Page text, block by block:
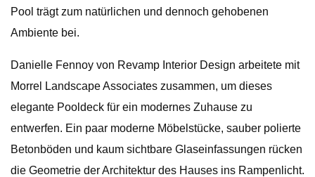
Pool trägt zum natürlichen und dennoch gehobenen
Ambiente bei.
Danielle Fennoy von Revamp Interior Design arbeitete mit
Morrel Landscape Associates zusammen, um dieses
elegante Pooldeck für ein modernes Zuhause zu
entwerfen. Ein paar moderne Möbelstücke, sauber polierte
Betonböden und kaum sichtbare Glaseinfassungen rücken
die Geometrie der Architektur des Hauses ins Rampenlicht.